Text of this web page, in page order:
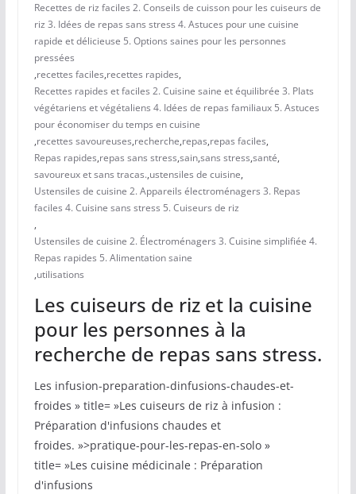
Recettes de riz faciles 2. Conseils de cuisson pour les cuiseurs de
riz 3. Idées de repas sans stress 4. Astuces pour une cuisine
rapide et délicieuse 5. Options saines pour les personnes
pressées
,recettes faciles,recettes rapides,
Recettes rapides et faciles 2. Cuisine saine et équilibrée 3. Plats
végétariens et végétaliens 4. Idées de repas familiaux 5. Astuces
pour économiser du temps en cuisine
,recettes savoureuses,recherche,repas,repas faciles,
Repas rapides,repas sans stress,sain,sans stress,santé,
savoureux et sans tracas.,ustensiles de cuisine,
Ustensiles de cuisine 2. Appareils électroménagers 3. Repas
faciles 4. Cuisine sans stress 5. Cuiseurs de riz
,
Ustensiles de cuisine 2. Électroménagers 3. Cuisine simplifiée 4.
Repas rapides 5. Alimentation saine
,utilisations
Les cuiseurs de riz et la cuisine
pour les personnes à la
recherche de repas sans stress.
Les infusion-preparation-dinfusions-chaudes-et-
froides » title= »Les cuiseurs de riz à infusion :
Préparation d'infusions chaudes et
froides. »>pratique-pour-les-repas-en-solo »
title= »Les cuisine médicinale : Préparation
d'infusions